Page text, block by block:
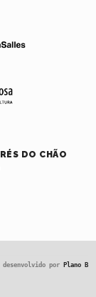
RÉS DO CHÃO
desenvolvido por Plano B